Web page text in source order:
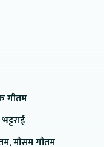
गौतम
मौसम गौतम